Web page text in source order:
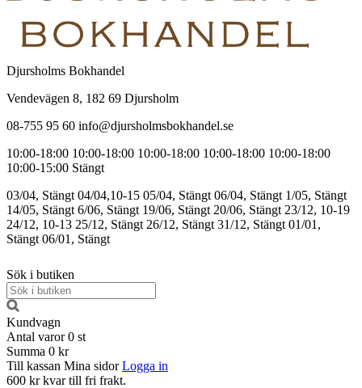
Djursholms Bokhandel
Vendevägen 8, 182 69 Djursholm
08-755 95 60 info@djursholmsbokhandel.se
10:00-18:00 10:00-18:00 10:00-18:00 10:00-18:00 10:00-18:00
10:00-15:00 Stängt
03/04, Stängt 04/04,10-15 05/04, Stängt 06/04, Stängt 1/05, Stängt
14/05, Stängt 6/06, Stängt 19/06, Stängt 20/06, Stängt 23/12, 10-19
24/12, 10-13 25/12, Stängt 26/12, Stängt 31/12, Stängt 01/01,
Stängt 06/01, Stängt
Sök i butiken
Kundvagn
Antal varor 0 st
Summa 0 kr
Till kassan Mina sidor Logga in
600 kr kvar till fri frakt.